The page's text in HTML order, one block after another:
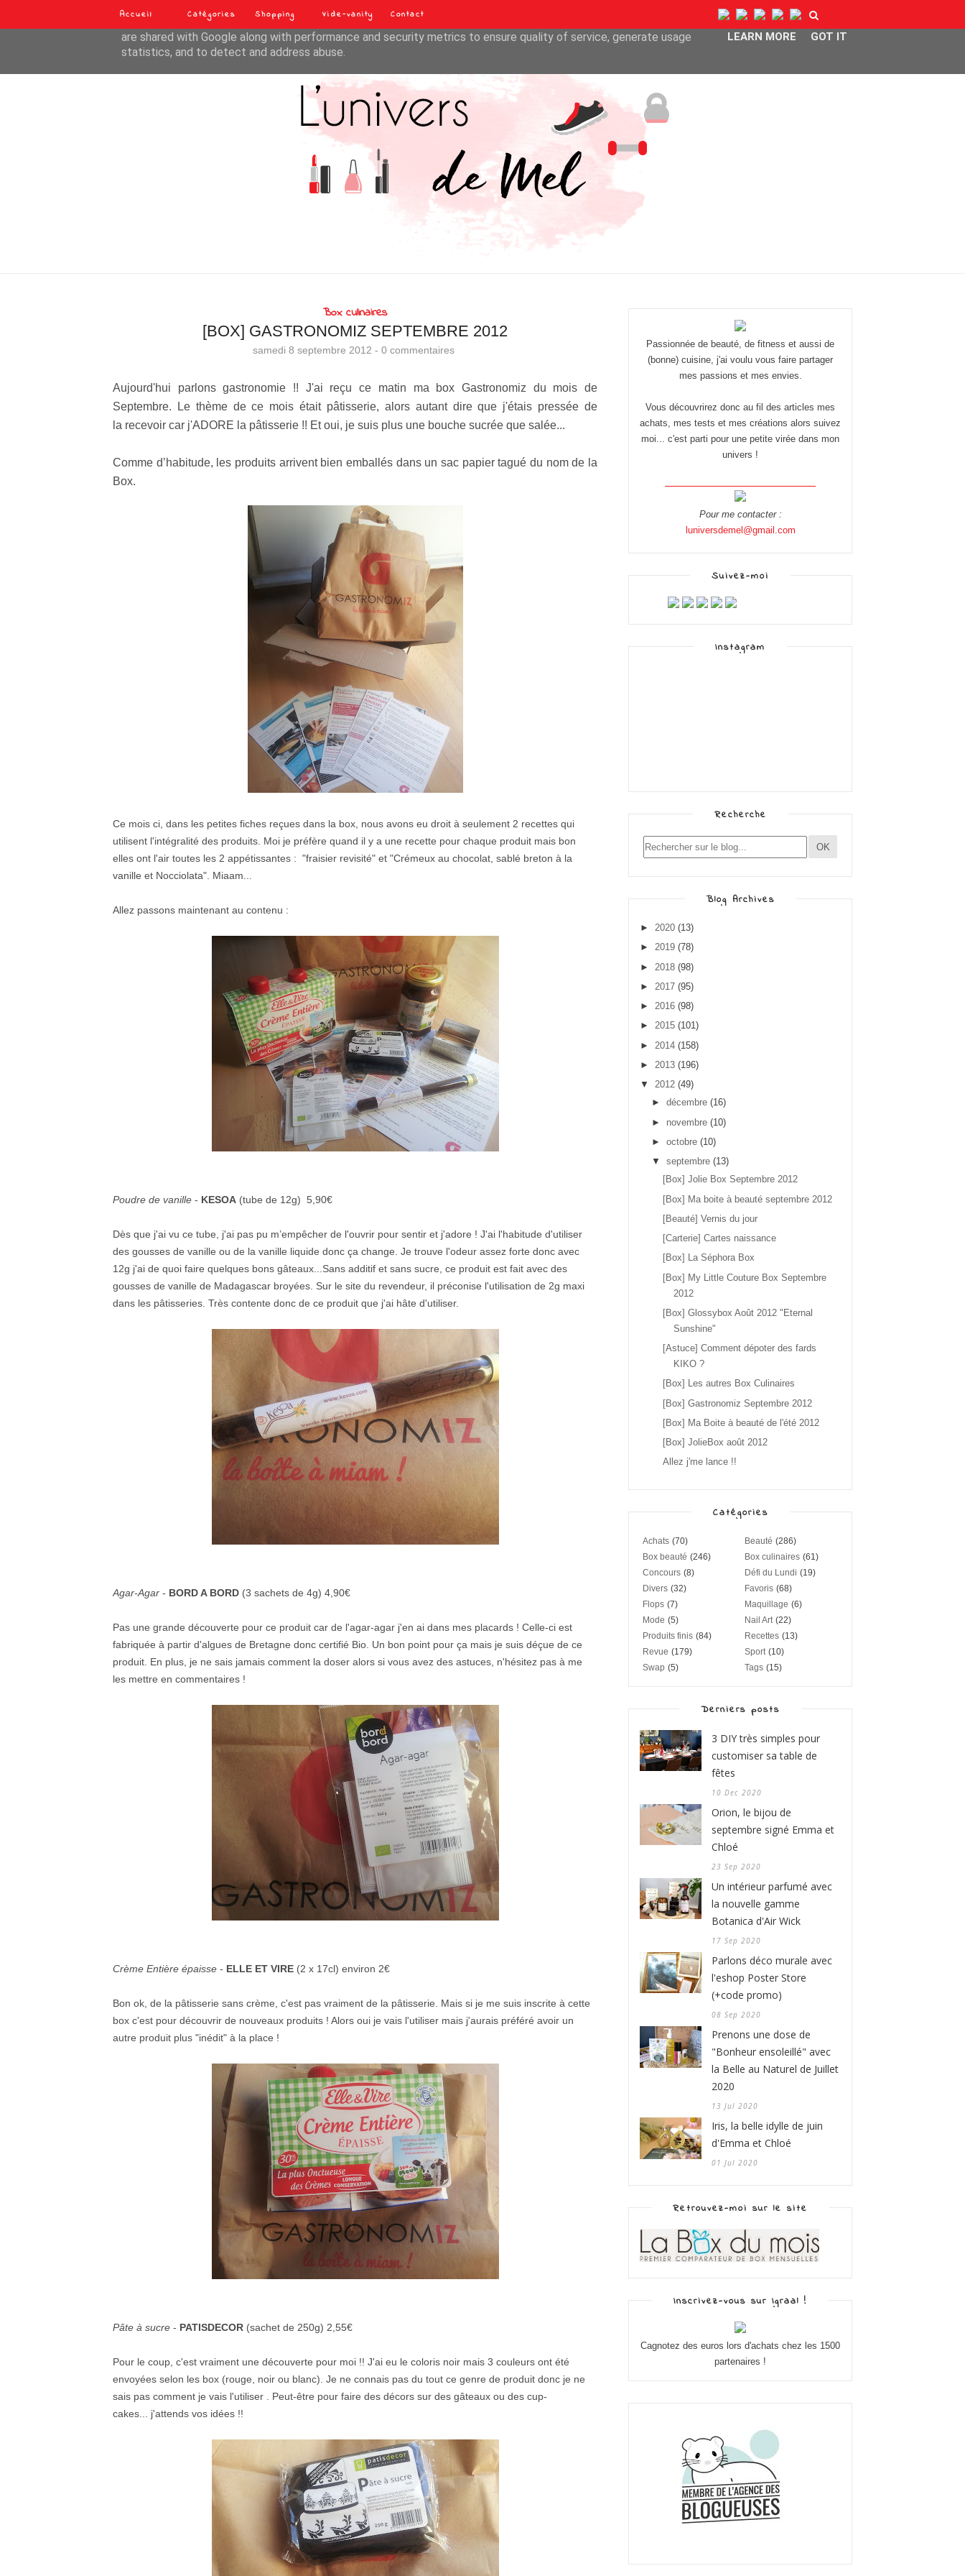
Accueil Catégories Shopping Vide-vanity Contact
Box culinaires
[BOX] GASTRONOMIZ SEPTEMBRE 2012
samedi 8 septembre 2012 - 0 commentaires
Aujourd'hui parlons gastronomie !! J'ai reçu ce matin ma box Gastronomiz du mois de
Septembre. Le thème de ce mois était pâtisserie, alors autant dire que j'étais pressée de
la recevoir car j'ADORE la pâtisserie !! Et oui, je suis plus une bouche sucrée que salée...
Comme d’habitude, les produits arrivent bien emballés dans un sac papier tagué du nom de la
Box.
Ce mois ci, dans les petites fiches reçues dans la box, nous avons eu droit à seulement 2 recettes qui
utilisent l'intégralité des produits. Moi je préfère quand il y a une recette pour chaque produit mais bon
elles ont l'air toutes les 2 appétissantes : "fraisier revisité" et "Crémeux au chocolat, sablé breton à la
vanille et Nocciolata". Miaam...
Allez passons maintenant au contenu :
Poudre de vanille - KESOA (tube de 12g) 5,90€
Dès que j'ai vu ce tube, j'ai pas pu m’empêcher de l'ouvrir pour sentir et j'adore ! J'ai l'habitude d'utiliser
des gousses de vanille ou de la vanille liquide donc ça change. Je trouve l'odeur assez forte donc avec
12g j'ai de quoi faire quelques bons gâteaux...Sans additif et sans sucre, ce produit est fait avec des
gousses de vanille de Madagascar broyées. Sur le site du revendeur, il préconise l'utilisation de 2g maxi
dans les pâtisseries. Très contente donc de ce produit que j'ai hâte d'utiliser.
Agar-Agar - BORD A BORD (3 sachets de 4g) 4,90€
Pas une grande découverte pour ce produit car de l'agar-agar j'en ai dans mes placards ! Celle-ci est
fabriquée à partir d'algues de Bretagne donc certifié Bio. Un bon point pour ça mais je suis déçue de ce
produit. En plus, je ne sais jamais comment la doser alors si vous avez des astuces, n'hésitez pas à me
les mettre en commentaires !
Crème Entière épaisse - ELLE ET VIRE (2 x 17cl) environ 2€
Bon ok, de la pâtisserie sans crème, c'est pas vraiment de la pâtisserie. Mais si je me suis inscrite à cette
box c'est pour découvrir de nouveaux produits ! Alors oui je vais l'utiliser mais j'aurais préféré avoir un
autre produit plus "inédit" à la place !
Pâte à sucre - PATISDECOR (sachet de 250g) 2,55€
Pour le coup, c'est vraiment une découverte pour moi !! J'ai eu le coloris noir mais 3 couleurs ont été
envoyées selon les box (rouge, noir ou blanc). Je ne connais pas du tout ce genre de produit donc je ne
sais pas comment je vais l'utiliser . Peut-être pour faire des décors sur des gâteaux ou des cup-
cakes... j'attends vos idées !!
Passionnée de beauté, de fitness et aussi de
(bonne) cuisine, j'ai voulu vous faire partager
mes passions et mes envies.
Vous découvrirez donc au fil des articles mes
achats, mes tests et mes créations alors suivez
moi... c'est parti pour une petite virée dans mon
univers !
Pour me contacter :
luniversdemel@gmail.com
Suivez-moi
Instagram
Recherche
Blog Archives
► 2020 (13)
► 2019 (78)
► 2018 (98)
► 2017 (95)
► 2016 (98)
► 2015 (101)
► 2014 (158)
► 2013 (196)
▼
2012 (49)
► décembre (16)
► novembre (10)
► octobre (10)
▼
septembre (13)
[Box] Jolie Box Septembre 2012
[Box] Ma boite à beauté septembre 2012
[Beauté] Vernis du jour
[Carterie] Cartes naissance
[Box] La Séphora Box
[Box] My Little Couture Box Septembre
2012
[Box] Glossybox Août 2012 "Eternal
Sunshine"
[Astuce] Comment dépoter des fards
KIKO ?
[Box] Les autres Box Culinaires
[Box] Gastronomiz Septembre 2012
[Box] Ma Boite à beauté de l'été 2012
[Box] JolieBox août 2012
Allez j'me lance !!
Catégories
Achats (70) Beauté (286)
Box beauté (246) Box culinaires (61)
Concours (8) Défi du Lundi (19)
Divers (32) Favoris (68)
Flops (7) Maquillage (6)
Mode (5) Nail Art (22)
Produits finis (84) Recettes (13)
Revue (179) Sport (10)
Swap (5) Tags (15)
Derniers posts
3 DIY très simples pour
customiser sa table de
fêtes
10 Dec 2020
Orion, le bijou de
septembre signé Emma et
Chloé
23 Sep 2020
Un intérieur parfumé avec
la nouvelle gamme
Botanica d'Air Wick
17 Sep 2020
Parlons déco murale avec
l'eshop Poster Store
(+code promo)
08 Sep 2020
Prenons une dose de
"Bonheur ensoleillé" avec
la Belle au Naturel de Juillet
2020
13 Jul 2020
Iris, la belle idylle de juin
d'Emma et Chloé
01 Jul 2020
Retrouvez-moi sur le site
Inscrivez-vous sur Igraal !
Cagnotez des euros lors d'achats chez les 1500
partenaires !
This site uses cookies from Google to deliver its services and to analyze traffic. Your IP address and user-agent
are shared with Google along with performance and security metrics to ensure quality of service, generate usage
statistics, and to detect and address abuse.
LEARN MORE GOT IT